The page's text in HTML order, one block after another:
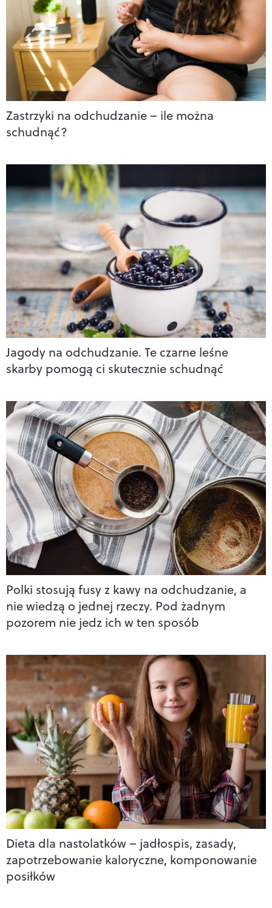
Zastrzyki na odchudzanie – ile można
schudnąć?
Jagody na odchudzanie. Te czarne leśne
skarby pomogą ci skutecznie schudnąć
Polki stosują fusy z kawy na odchudzanie, a
nie wiedzą o jednej rzeczy. Pod żadnym
pozorem nie jedz ich w ten sposób
Dieta dla nastolatków – jadłospis, zasady,
zapotrzebowanie kaloryczne, komponowanie
posiłków